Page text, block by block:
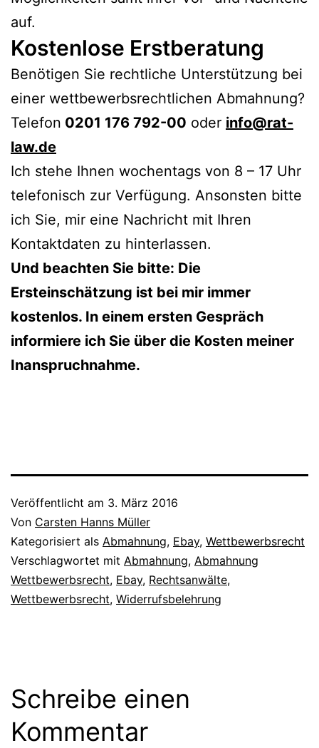
auf.
Kostenlose Erstberatung
Benötigen Sie rechtliche Unterstützung bei
einer wettbewerbsrechtlichen Abmahnung?
Telefon 0201 176 792-00 oder info@rat-
law.de
Ich stehe Ihnen wochentags von 8 – 17 Uhr
telefonisch zur Verfügung. Ansonsten bitte
ich Sie, mir eine Nachricht mit Ihren
Kontaktdaten zu hinterlassen.
Und beachten Sie bitte: Die
Ersteinschätzung ist bei mir immer
kostenlos. In einem ersten Gespräch
informiere ich Sie über die Kosten meiner
Inanspruchnahme.
Veröffentlicht am 3. März 2016
Von Carsten Hanns Müller
Kategorisiert als Abmahnung, Ebay, Wettbewerbsrecht
Verschlagwortet mit Abmahnung, Abmahnung
Wettbewerbsrecht, Ebay, Rechtsanwälte,
Wettbewerbsrecht, Widerrufsbelehrung
Schreibe einen
Kommentar